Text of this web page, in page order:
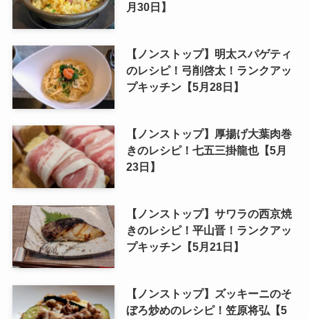
月30日】
【ノンストップ】明太スパゲティ
のレシピ！弓削啓太！ランクアッ
プキッチン【5月28日】
【ノンストップ】厚揚げ大葉肉巻
きのレシピ！七五三掛龍也【5月
23日】
【ノンストップ】サワラの西京焼
きのレシピ！平山晋！ランクアッ
プキッチン【5月21日】
【ノンストップ】ズッキーニのそ
ぼろ炒めのレシピ！笠原将弘【5